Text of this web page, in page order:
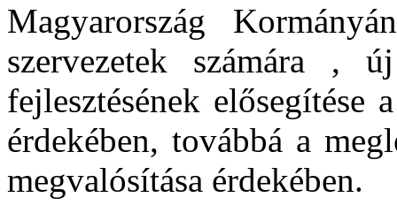
Magyarország
szervezetek számára ,
fejlesztésének
érdekében, továbbá a
megvalósítása érdekében.